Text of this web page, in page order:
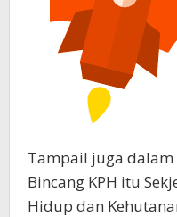
Tampail juga
Bincang KPH itu
Hidup dan